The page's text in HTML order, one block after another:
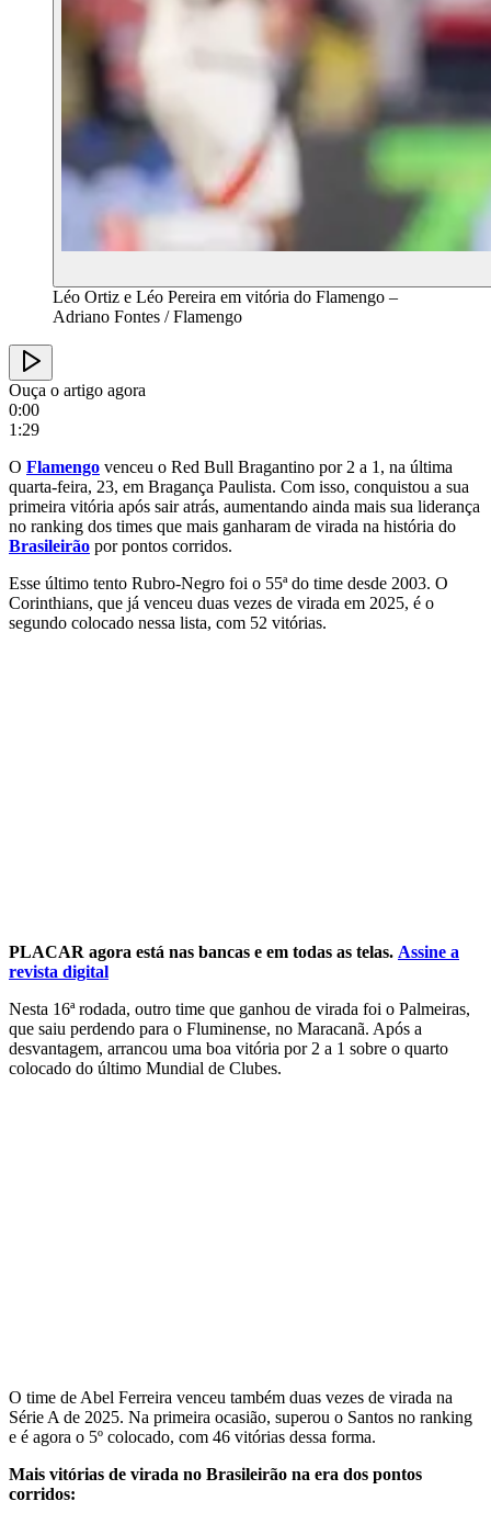
Léo Ortiz e Léo Pereira em vitória do Flamengo –
Adriano Fontes / Flamengo
Ouça o artigo agora
0:00
1:29
O Flamengo venceu o Red Bull Bragantino por 2 a 1, na última
quarta-feira, 23, em Bragança Paulista. Com isso, conquistou a sua
primeira vitória após sair atrás, aumentando ainda mais sua liderança
no ranking dos times que mais ganharam de virada na história do
Brasileirão por pontos corridos.
Esse último tento Rubro-Negro foi o 55ª do time desde 2003. O
Corinthians, que já venceu duas vezes de virada em 2025, é o
segundo colocado nessa lista, com 52 vitórias.
PLACAR agora está nas bancas e em todas as telas. Assine a
revista digital
Nesta 16ª rodada, outro time que ganhou de virada foi o Palmeiras,
que saiu perdendo para o Fluminense, no Maracanã. Após a
desvantagem, arrancou uma boa vitória por 2 a 1 sobre o quarto
colocado do último Mundial de Clubes.
O time de Abel Ferreira venceu também duas vezes de virada na
Série A de 2025. Na primeira ocasião, superou o Santos no ranking
e é agora o 5º colocado, com 46 vitórias dessa forma.
Mais vitórias de virada no Brasileirão na era dos pontos
corridos: